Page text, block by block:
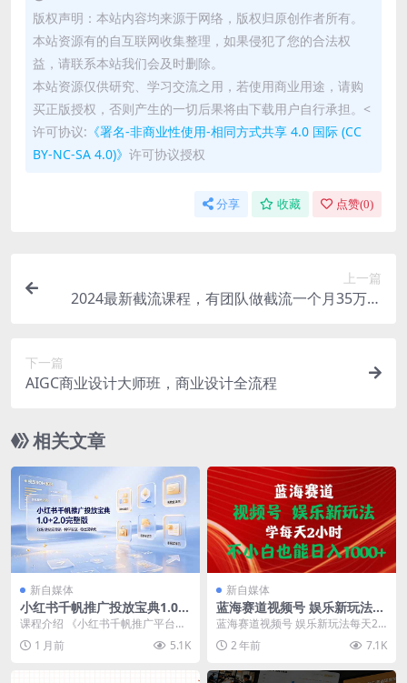
版权声明：本站内容均来源于网络，版权归原创作者所有。
本站资源有的自互联网收集整理，如果侵犯了您的合法权
益，请联系本站我们会及时删除。
本站资源仅供研究、学习交流之用，若使用商业用途，请购
买正版授权，否则产生的一切后果将由下载用户自行承担。<
许可协议: 《署名-非商业性使用-相同方式共享 4.0 国际 (CC
BY-NC-SA 4.0)》 许可协议授权
分享 收藏 点赞(0)
上一篇
2024最新截流课程，有团队做截流一个月35万利
下一篇
AIGC商业设计大师班，商业设计全流程
相关文章
新自媒体
小红书千帆推广投放宝典1.0+
2.0完整版，分场景投流策略，
帮助商家科学投放稳定提转化
课程介绍 《小红书千帆推广平台投
放宝典》，简称”千帆推广宝典“，是
指导千帆推广用...
1 月前 5.1K
新自媒体
蓝海赛道视频号 娱乐新玩法每
天2小时小白也能日入1000+
蓝海赛道视频号 娱乐新玩法每天2
小时小白也能日入1000+
2 年前 7.1K